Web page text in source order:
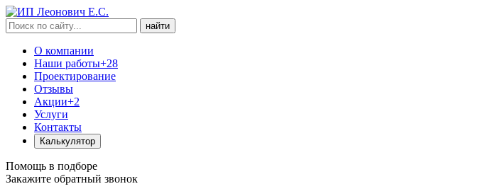
найти
О компании
Наши работы+28
Проектирование
Отзывы
Акции+2
Услуги
Контакты
Калькулятор
Помощь в подборе
Закажите обратный звонок